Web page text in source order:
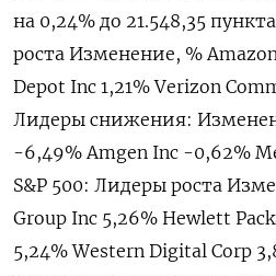
на 0,24% до 21.548,35
роста Изменение, %
Depot Inc 1,21% Verizon
Лидеры снижения:
-6,49% Amgen Inc -0,62%
S&P 500: Лидеры роста
Group Inc 5,26% Hewlett
5,24% Western Digital Corp